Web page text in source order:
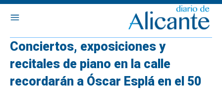
Conciertos, exposiciones y
recitales de piano en la calle
recordarán a Óscar Esplá en el 50